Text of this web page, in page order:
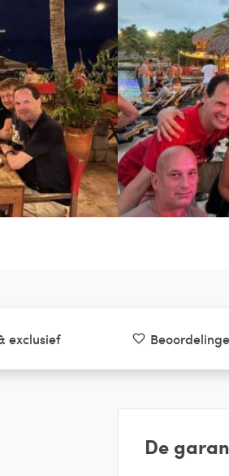
De
exclusief